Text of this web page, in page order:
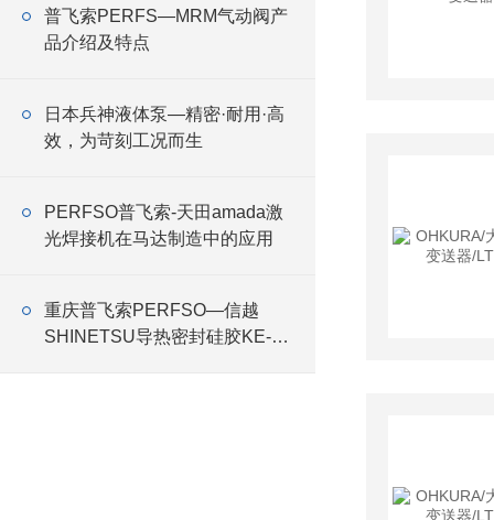
普飞索PERFS—MRM气动阀产
品介绍及特点
日本兵神液体泵—精密·耐用·高
效，为苛刻工况而生
PERFSO普飞索-天田amada激
光焊接机在马达制造中的应用
重庆普飞索PERFSO—信越
SHINETSU导热密封硅胶KE-